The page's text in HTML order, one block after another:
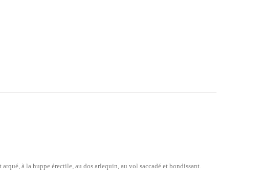
à la huppe érectile, au dos arlequin, au vol saccadé et bondissant.